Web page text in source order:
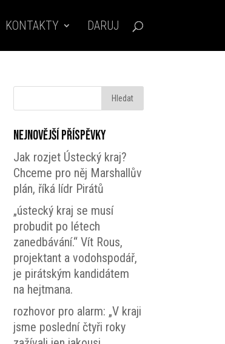
KONTAKTY DARUJ
Nejnovější příspěvky
Jak rozjet Ústecký kraj?
Chceme pro něj Marshallův
plán, říká lídr Pirátů
„ústecký kraj se musí
probudit po létech
zanedbávání.“ Vít Rous,
projektant a vodohspodář,
je pirátským kandidátem
na hejtmana.
rozhovor pro alarm: „V kraji
jsme poslední čtyři roky